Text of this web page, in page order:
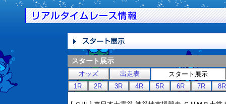
スタート展示
オッズ 出走表
スタート展示
1R
2R 3R 4R 5R 6R 7R 8R